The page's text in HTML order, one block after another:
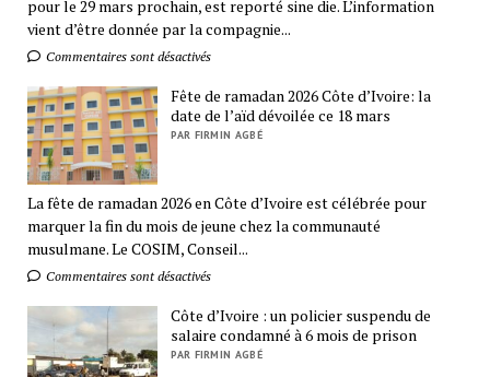
pour le 29 mars prochain, est reporté sine die. L’information
vient d’être donnée par la compagnie...
Commentaires sont désactivés
Fête de ramadan 2026 Côte d’Ivoire: la
date de l’aïd dévoilée ce 18 mars
PAR FIRMIN AGBÉ
La fête de ramadan 2026 en Côte d’Ivoire est célébrée pour
marquer la fin du mois de jeune chez la communauté
musulmane. Le COSIM, Conseil...
Commentaires sont désactivés
Côte d’Ivoire : un policier suspendu de
salaire condamné à 6 mois de prison
PAR FIRMIN AGBÉ